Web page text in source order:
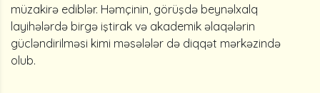
müzakirə ediblər. Həmçinin, görüşdə beynəlxalq
layihələrdə birgə iştirak və akademik əlaqələrin
gücləndirilməsi kimi məsələlər də diqqət mərkəzində
olub.